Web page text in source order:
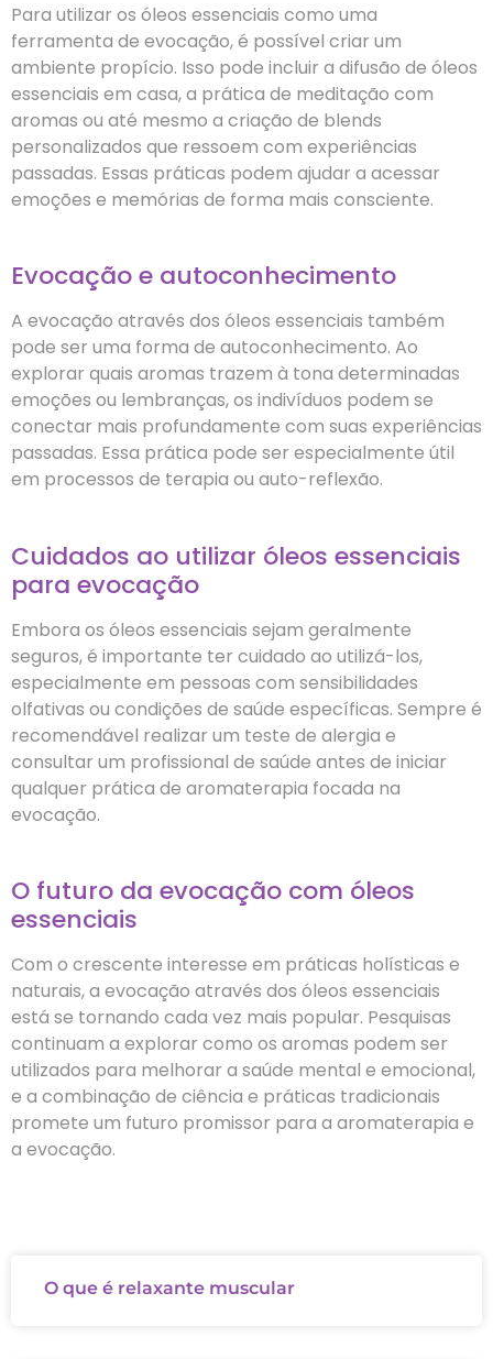
Para utilizar os óleos essenciais como uma
ferramenta de evocação, é possível criar um
ambiente propício. Isso pode incluir a difusão de óleos
essenciais em casa, a prática de meditação com
aromas ou até mesmo a criação de blends
personalizados que ressoem com experiências
passadas. Essas práticas podem ajudar a acessar
emoções e memórias de forma mais consciente.
Evocação e autoconhecimento
A evocação através dos óleos essenciais também
pode ser uma forma de autoconhecimento. Ao
explorar quais aromas trazem à tona determinadas
emoções ou lembranças, os indivíduos podem se
conectar mais profundamente com suas experiências
passadas. Essa prática pode ser especialmente útil
em processos de terapia ou auto-reflexão.
Cuidados ao utilizar óleos essenciais
para evocação
Embora os óleos essenciais sejam geralmente
seguros, é importante ter cuidado ao utilizá-los,
especialmente em pessoas com sensibilidades
olfativas ou condições de saúde específicas. Sempre é
recomendável realizar um teste de alergia e
consultar um profissional de saúde antes de iniciar
qualquer prática de aromaterapia focada na
evocação.
O futuro da evocação com óleos
essenciais
Com o crescente interesse em práticas holísticas e
naturais, a evocação através dos óleos essenciais
está se tornando cada vez mais popular. Pesquisas
continuam a explorar como os aromas podem ser
utilizados para melhorar a saúde mental e emocional,
e a combinação de ciência e práticas tradicionais
promete um futuro promissor para a aromaterapia e
a evocação.
O que é relaxante muscular